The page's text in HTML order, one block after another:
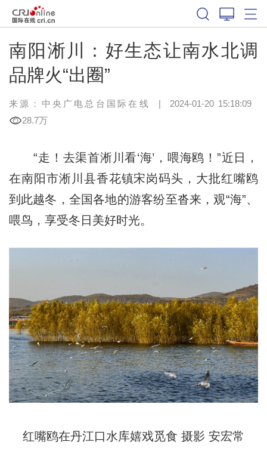
南阳淅川：好生态让南水北调
品牌火“出圈”
来源：中央广电总台国际在线 | 2024-01-20 15:18:09
28.7万
“走！去渠首淅川看‘海’，喂海鸥！”近日，
在南阳市淅川县香花镇宋岗码头，大批红嘴鸥
到此越冬，全国各地的游客纷至沓来，观“海”、
喂鸟，享受冬日美好时光。
红嘴鸥在丹江口水库嬉戏觅食 摄影 安宏常